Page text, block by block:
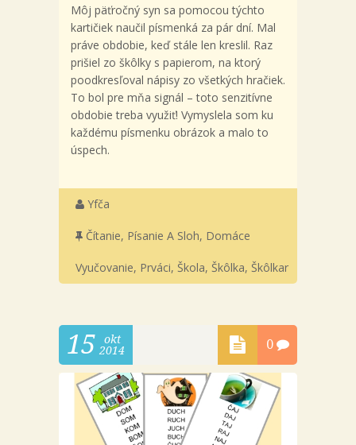
Môj päťročný syn sa pomocou týchto
kartičiek naučil písmenká za pár dní. Mal
práve obdobie, keď stále len kreslil. Raz
prišiel zo škôlky s papierom, na ktorý
poodkresľoval nápisy zo všetkých hračiek.
To bol pre mňa signál – toto senzitívne
obdobie treba využiť! Vymyslela som ku
každému písmenku obrázok a malo to
úspech.
Yfča
Čítanie, Písanie A Sloh, Domáce
Vyučovanie, Prváci, Škola, Škôlka, Škôlkar
15
okt
2014
0